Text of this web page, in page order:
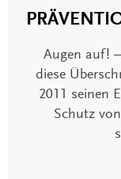
Augen auf!
diese
2011 seinen
Schutz